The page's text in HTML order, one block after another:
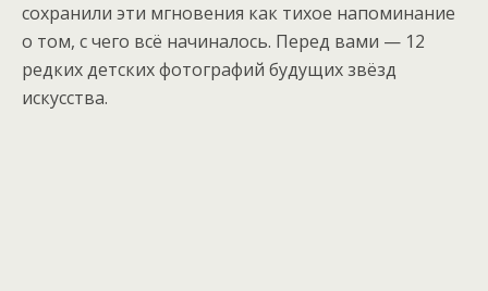
сохранили эти мгновения как тихое напоминание
о том, с чего всё начиналось. Перед вами — 12
редких детских фотографий будущих звёзд
искусства.